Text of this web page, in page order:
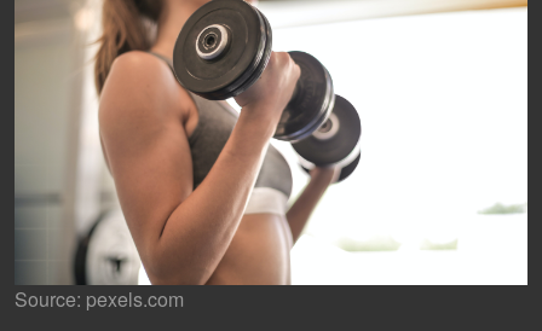
Source: pexels.com